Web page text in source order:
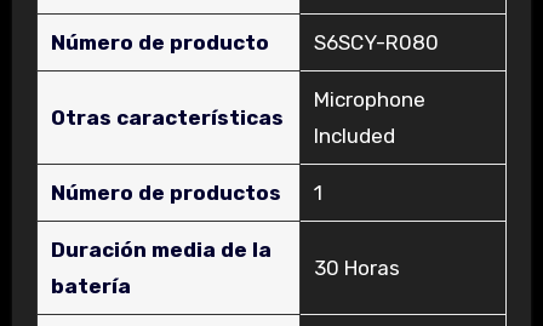
Número de producto ‎S6SCY-R080
Otras características
‎Microphone
Included
Número de productos ‎1
Duración media de la
batería
‎30 Horas